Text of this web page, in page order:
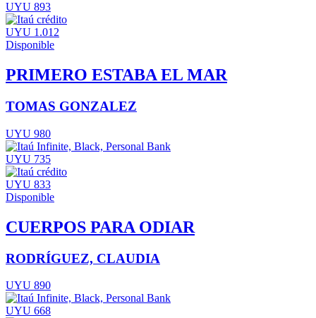
UYU 893
UYU 1.012
Disponible
PRIMERO ESTABA EL MAR
TOMAS GONZALEZ
UYU 980
UYU 735
UYU 833
Disponible
CUERPOS PARA ODIAR
RODRÍGUEZ, CLAUDIA
UYU 890
UYU 668